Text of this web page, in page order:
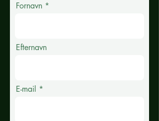
Fornavn
Efternavn
E-mail